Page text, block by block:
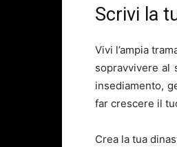
Scrivi la
Vivi l’ampia
sopravvivere al
insediamento,
far crescere il
Crea la tua